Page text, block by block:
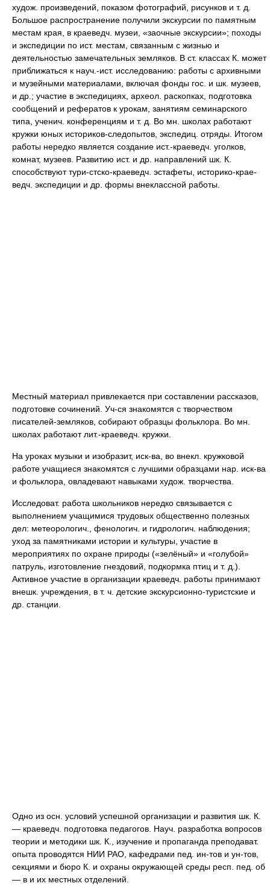
худож. произведений, показом фотографий, рисунков и т. д.
Большое распространение получили экскурсии по памятным
местам края, в краеведч. музеи, «заочные экскурсии»; походы
и экспедиции по ист. местам, связанным с жизнью и
деятельностью замечательных земляков. В ст. классах К. может
приближаться к науч.-ист. исследованию: работы с архивными
и музейными материалами, включая фонды гос. и шк. музеев,
и др.; участие в экспедициях, археол. раскопках, подготовка
сообщений и рефератов к урокам, занятиям семинарского
типа, ученич. конференциям и т. д. Во мн. школах работают
кружки юных историков-следопытов, экспедиц. отряды. Итогом
работы нередко является создание ист.-краеведч. уголков,
комнат, музеев. Развитию ист. и др. направлений шк. К.
способствуют тури-стско-краеведч. эстафеты, историко-крае-
ведч. экспедиции и др. формы внеклассной работы.
Местный материал привлекается при составлении рассказов,
подготовке сочинений. Уч-ся знакомятся с творчеством
писателей-земляков, собирают образцы фольклора. Во мн.
школах работают лит.-краеведч. кружки.
На уроках музыки и изобразит, иск-ва, во внекл. кружковой
работе учащиеся знакомятся с лучшими образцами нар. иск-ва
и фольклора, овладевают навыками худож. творчества.
Исследоват. работа школьников нередко связывается с
выполнением учащимися трудовых общественно полезных
дел: метеорологич., фенологич. и гидрологич. наблюдения;
уход за памятниками истории и культуры, участие в
мероприятиях по охране природы («зелёный» и «голубой»
патруль, изготовление гнездовий, подкормка птиц и т. д.).
Активное участие в организации краеведч. работы принимают
внешк. учреждения, в т. ч. детские экскурсионно-туристские и
др. станции.
Одно из осн. условий успешной организации и развития шк. К.
— краеведч. подготовка педагогов. Науч. разработка вопросов
теории и методики шк. К., изучение и пропаганда преподават.
опыта проводятся НИИ РАО, кафедрами пед. ин-тов и ун-тов,
секциями и бюро К. и охраны окружающей среды респ. пед. об
— в и их местных отделений.